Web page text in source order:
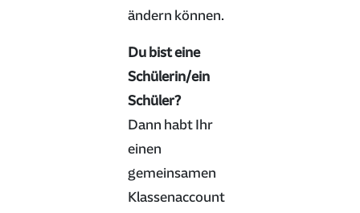
ändern können.
Du bist eine
Schülerin/ein
Schüler?
Dann habt Ihr
einen
gemeinsamen
Klassenaccount